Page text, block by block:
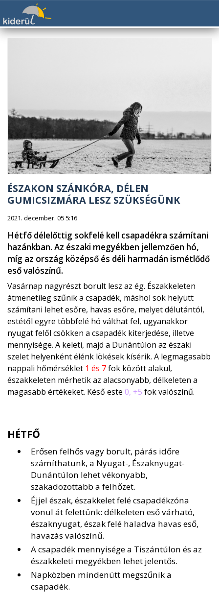
ÉSZAKON SZÁNKÓRA, DÉLEN
GUMICSIZMÁRA LESZ SZÜKSÉGÜNK
2021. december. 05 5:16
Hétfő délelőttig sokfelé kell csapadékra számítani
hazánkban. Az északi megyékben jellemzően hó,
míg az ország középső és déli harmadán ismétlődő
eső valószínű.
Vasárnap nagyrészt borult lesz az ég. Északkeleten
átmenetileg szűnik a csapadék, máshol sok helyütt
számítani lehet esőre, havas esőre, melyet délutántól,
estétől egyre többfelé hó válthat fel, ugyanakkor
nyugat felől csökken a csapadék kiterjedése, illetve
mennyisége. A keleti, majd a Dunántúlon az északi
szelet helyenként élénk lökések kísérik. A legmagasabb
nappali hőmérséklet 1 és 7fok között alakul,
északkeleten mérhetik az alacsonyabb, délkeleten a
magasabb értékeket. Késő este 0, +5 fok valószínű.
HÉTFŐ
Erősen felhős vagy borult, párás időre
számíthatunk, a Nyugat-, Északnyugat-
Dunántúlon lehet vékonyabb,
szakadozottabb a felhőzet.
Éjjel észak, északkelet felé csapadékzóna
vonul át felettünk: délkeleten eső várható,
északnyugat, észak felé haladva havas eső,
havazás valószínű.
A csapadék mennyisége a Tiszántúlon és az
északkeleti megyékben lehet jelentős.
Napközben mindenütt megszűnik a
csapadék.